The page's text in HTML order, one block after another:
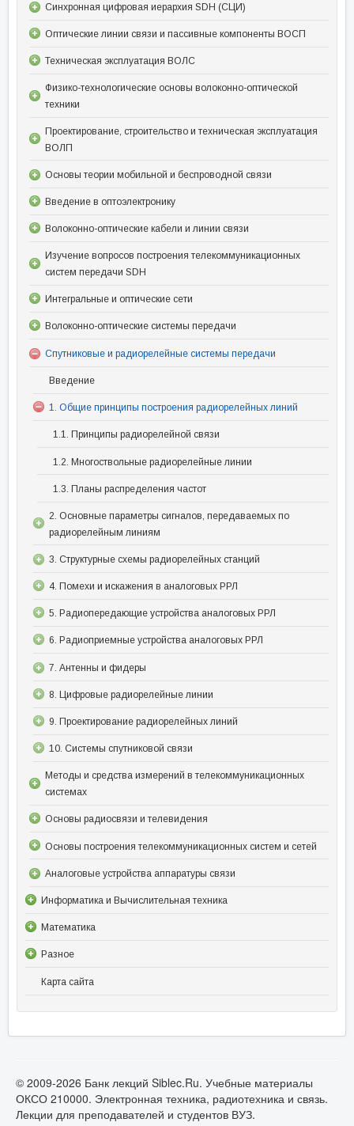
Синхронная цифровая иерархия SDH (СЦИ)
Оптические линии связи и пассивные компоненты ВОСП
Техническая эксплуатация ВОЛС
Физико-технологические основы волоконно-оптической
техники
Проектирование, строительство и техническая эксплуатация
ВОЛП
Основы теории мобильной и беспроводной связи
Введение в оптоэлектронику
Волоконно-оптические кабели и линии связи
Изучение вопросов построения телекоммуникационных
систем передачи SDH
Интегральные и оптические сети
Волоконно-оптические системы передачи
Спутниковые и радиорелейные системы передачи
Введение
1. Общие принципы построения радиорелейных линий
1.1. Принципы радиорелейной связи
1.2. Многоствольные радиорелейные линии
1.3. Планы распределения частот
2. Основные параметры сигналов, передаваемых по
радиорелейным линиям
3. Структурные схемы радиорелейных станций
4. Помехи и искажения в аналоговых РРЛ
5. Радиопередающие устройства аналоговых РРЛ
6. Радиоприемные устройства аналоговых РРЛ
7. Антенны и фидеры
8. Цифровые радиорелейные линии
9. Проектирование радиорелейных линий
10. Системы спутниковой связи
Методы и средства измерений в телекоммуникационных
системах
Основы радиосвязи и телевидения
Основы построения телекоммуникационных систем и сетей
Аналоговые устройства аппаратуры связи
Информатика и Вычислительная техника
Математика
Разное
Карта сайта
© 2009-2026 Банк лекций Siblec.Ru. Учебные материалы
ОКСО 210000. Электронная техника, радиотехника и связь.
Лекции для преподавателей и студентов ВУЗ.